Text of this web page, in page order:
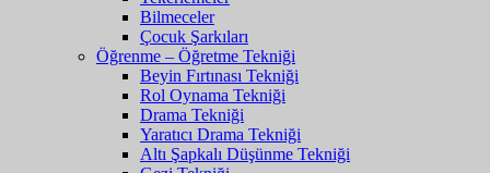
Bilmeceler
Çocuk Şarkıları
Öğrenme – Öğretme Tekniği
Beyin Fırtınası Tekniği
Rol Oynama Tekniği
Drama Tekniği
Yaratıcı Drama Tekniği
Altı Şapkalı Düşünme Tekniği